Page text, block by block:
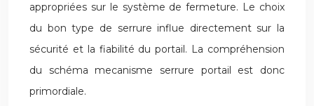
appropriées sur le système de fermeture. Le choix
du bon type de serrure influe directement sur la
sécurité et la fiabilité du portail. La compréhension
du schéma mecanisme serrure portail est donc
primordiale.